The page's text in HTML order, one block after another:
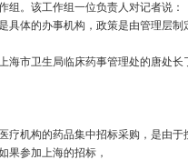
。该工作组一位负责人对记者说：
体的办事机构，政策是由管理层制
市卫生局临床药事管理处的唐处长
机构的药品集中招标采购，是由于
果参加上海的招标，